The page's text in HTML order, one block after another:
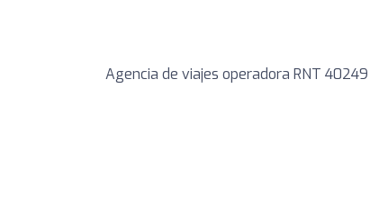
Agencia de viajes operadora RNT 40249